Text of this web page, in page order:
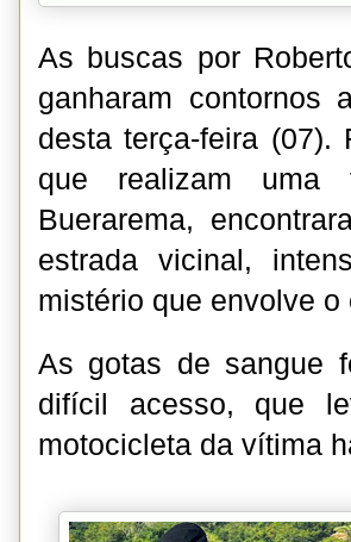
As buscas por
ganharam contornos
desta terça-feira (07).
que realizam uma
Buerarema,
estrada vicinal,
mistério que envolve o
As gotas de sangue
difícil acesso, que
motocicleta da vítima